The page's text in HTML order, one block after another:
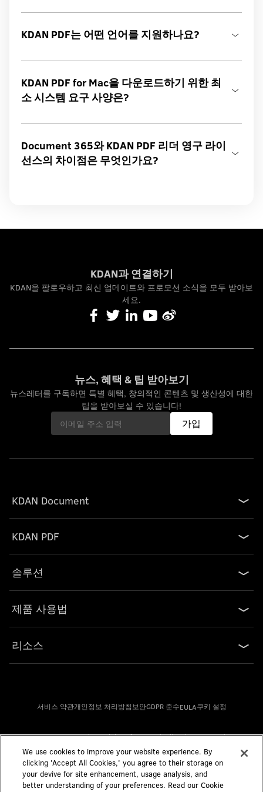
KDAN PDF는 어떤 언어를 지원하나요?
KDAN PDF for Mac을 다운로드하기 위한 최
소 시스템 요구 사양은?
Document 365와 KDAN PDF 리더 영구 라이
선스의 차이점은 무엇인가요?
KDAN과 연결하기
KDAN을 팔로우하고 최신 업데이트와 프로모션 소식을 모두 받아보
세요.
뉴스, 혜택 & 팁 받아보기
뉴스레터를 구독하면 특별 혜택, 창의적인 콘텐츠 및 생산성에 대한
팁을 받아보실 수 있습니다!
가입
KDAN Document
KDAN PDF
솔루션
제품 사용법
리소스
서비스 약관개인정보 처리방침 보안GDPR 준수EULA쿠키 설정
© 2009-2026 Kdan Mobile Software Ltd. All Rights Reserved.
Powered by KDAN
We use cookies to improve your website experience. By
clicking 'Accept All Cookies,' you agree to their storage on
your devive for site enhancement, usage analysis, and
better understanding of your preferences. Read our Cookie